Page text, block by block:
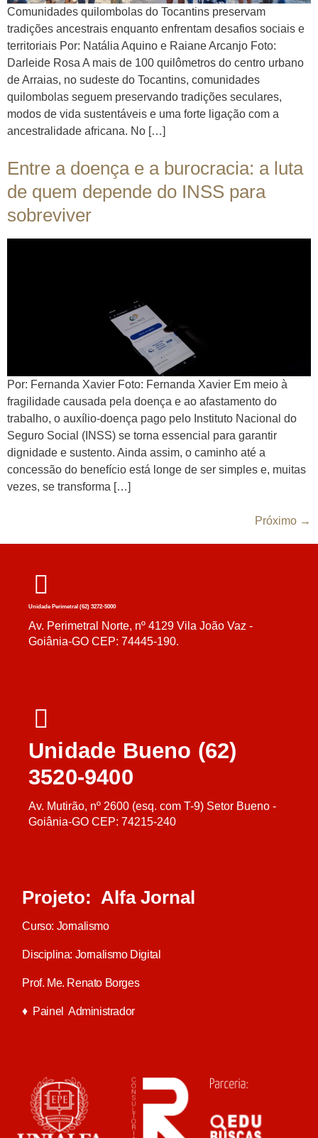
Comunidades quilombolas do Tocantins preservam
tradições ancestrais enquanto enfrentam desafios sociais e
territoriais Por: Natália Aquino e Raiane Arcanjo Foto:
Darleide Rosa A mais de 100 quilômetros do centro urbano
de Arraias, no sudeste do Tocantins, comunidades
quilombolas seguem preservando tradições seculares,
modos de vida sustentáveis e uma forte ligação com a
ancestralidade africana. No […]
Entre a doença e a burocracia: a luta
de quem depende do INSS para
sobreviver
Por: Fernanda Xavier Foto: Fernanda Xavier Em meio à
fragilidade causada pela doença e ao afastamento do
trabalho, o auxílio-doença pago pelo Instituto Nacional do
Seguro Social (INSS) se torna essencial para garantir
dignidade e sustento. Ainda assim, o caminho até a
concessão do benefício está longe de ser simples e, muitas
vezes, se transforma […]
Próximo →
Unidade Perimetral (62) 3272-5000
Av. Perimetral Norte, nº 4129 Vila João Vaz -
Goiânia-GO CEP: 74445-190.
Unidade Bueno (62)
3520-9400
Av. Mutirão, nº 2600 (esq. com T-9) Setor Bueno -
Goiânia-GO CEP: 74215-240
Projeto: Alfa Jornal
Curso: Jornalismo
Disciplina: Jornalismo Digital
Prof. Me. Renato Borges
♦ Painel Administrador